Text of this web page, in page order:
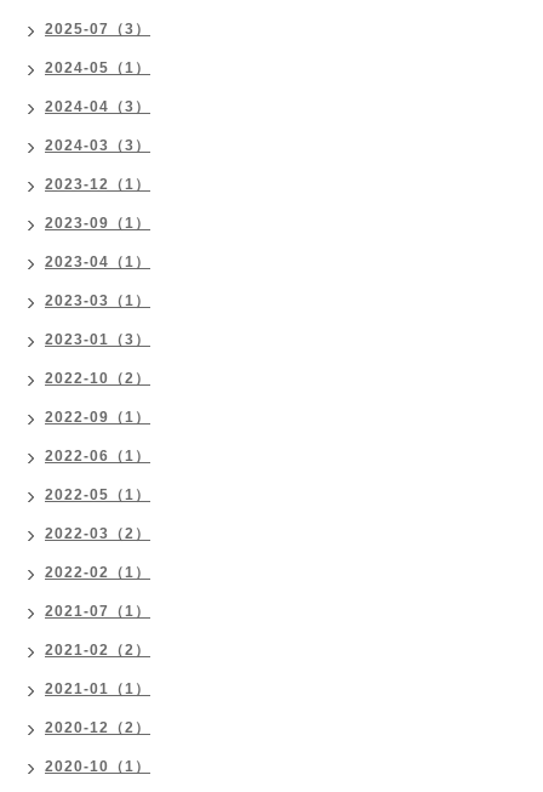
2025-07（3）
2024-05（1）
2024-04（3）
2024-03（3）
2023-12（1）
2023-09（1）
2023-04（1）
2023-03（1）
2023-01（3）
2022-10（2）
2022-09（1）
2022-06（1）
2022-05（1）
2022-03（2）
2022-02（1）
2021-07（1）
2021-02（2）
2021-01（1）
2020-12（2）
2020-10（1）